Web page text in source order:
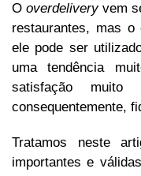
Ooverdeliveryvem
restaurantes, mas
ele pode ser
uma tendência
satisfação muito
consequentemente,
Tratamos neste
importantes e